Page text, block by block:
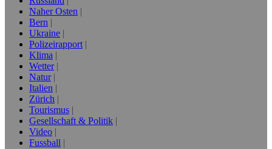
Naher Osten
Bern
Ukraine
Polizeirapport
Klima
Wetter
Natur
Italien
Zürich
Tourismus
Gesellschaft & Politik
Video
Fussball